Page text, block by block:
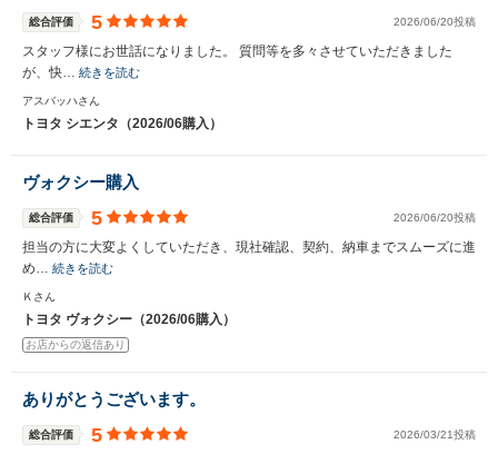
総合評価 5 2026/06/20投稿
スタッフ様にお世話になりました。 質問等を多々させていただきました
が、快… 続きを読む
アスバッハさん
トヨタ シエンタ（2026/06購入）
ヴォクシー購入
総合評価 5 2026/06/20投稿
担当の方に大変よくしていただき、現社確認、契約、納車までスムーズに進
め… 続きを読む
Ｋさん
トヨタ ヴォクシー（2026/06購入）
お店からの返信あり
ありがとうございます。
総合評価 5 2026/03/21投稿